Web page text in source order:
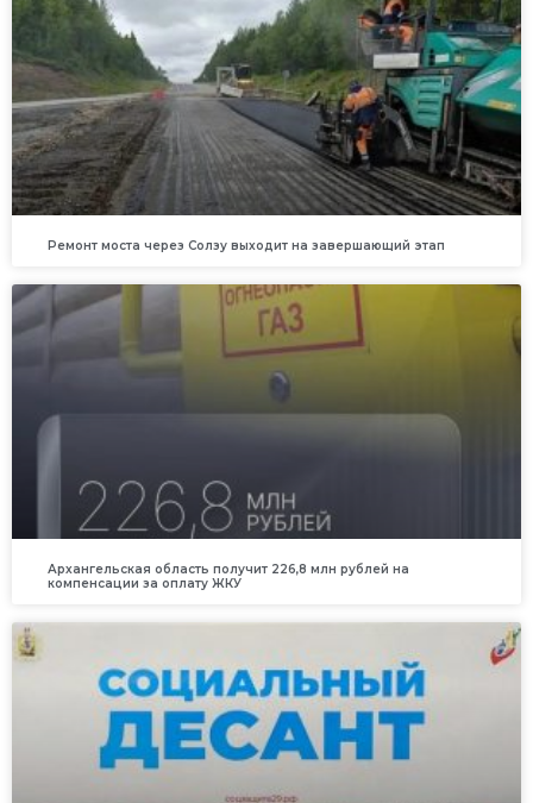
Ремонт моста через Солзу выходит на завершающий этап
Архангельская область получит 226,8 млн рублей на
компенсации за оплату ЖКУ